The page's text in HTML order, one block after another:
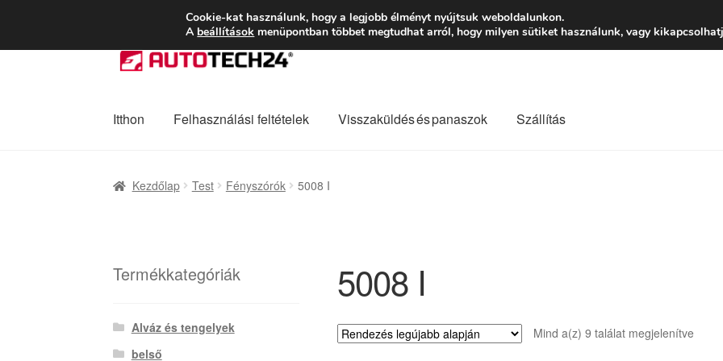
SZÁLLÍTÁS 2618 Ft-tól Hétfő-
Ugrás
a
Kilépés
a
Itthon Felhasználási feltételek Visszaküldés és panaszok Szállítás
Kezdőlap Test Fényszórók 5008 I
5008 I
Mind a(z) 9 találat megjelenítveSorted
Termékkategóriák
Alváz és tengelyek
belső
Cookie-kat használunk, hogy a legjobb élményt nyújtsuk weboldalunkon.
A beállítások menüpontban többet megtudhat arról, hogy milyen sütiket használunk, vagy